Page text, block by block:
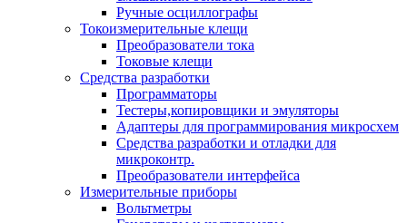
Ручные осциллографы
Токоизмерительные клещи
Преобразователи тока
Токовые клещи
Средства разработки
Программаторы
Тестеры,копировщики и эмуляторы
Адаптеры для программирования микросхем
Cредства разработки и отладки для
микроконтр.
Преобразователи интерфейса
Измерительные приборы
Вольтметры